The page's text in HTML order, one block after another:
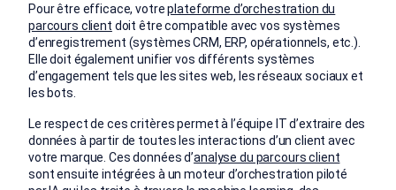
Pour être efficace, votreplateforme d’orchestration du
parcours client doit être compatible avec vos systèmes
d’enregistrement (systèmes CRM, ERP, opérationnels, etc.).
Elle doit également unifier vos différents systèmes
d’engagement tels que les sites web, les réseaux sociaux et
les bots.
Le respect de ces critères permet à l’équipe IT d’extraire des
données à partir de toutes les interactions d’un client avec
votre marque. Ces données d’analyse du parcours client
sont ensuite intégrées à un moteur d’orchestration piloté